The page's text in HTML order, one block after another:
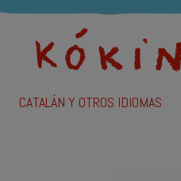
CATALÁN Y OTROS IDIOMAS